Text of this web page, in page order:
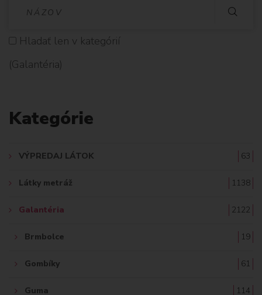
D
Hladať len v kategórií
(Galantéria)
Kategórie
VÝPREDAJ LÁTOK 63
Látky metráž 1138
Galantéria 2122
Brmbolce 19
Gombíky 61
Guma 114